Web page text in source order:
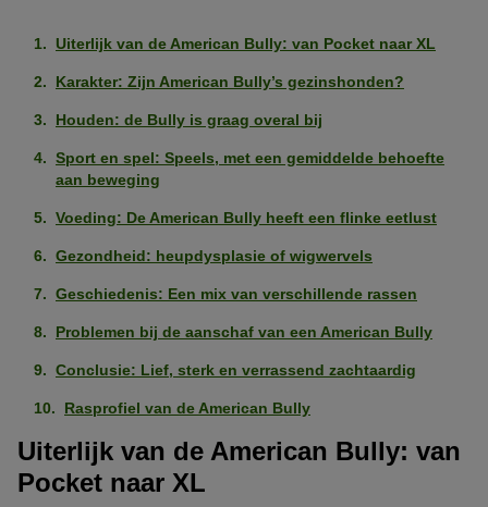
Uiterlijk van de American Bully: van Pocket naar XL
Karakter: Zijn American Bully’s gezinshonden?
Houden: de Bully is graag overal bij
Sport en spel: Speels, met een gemiddelde behoefte
aan beweging
Voeding: De American Bully heeft een flinke eetlust
Gezondheid: heupdysplasie of wigwervels
Geschiedenis: Een mix van verschillende rassen
Problemen bij de aanschaf van een American Bully
Conclusie: Lief, sterk en verrassend zachtaardig
Rasprofiel van de American Bully
Uiterlijk van de American Bully: van
Pocket naar XL